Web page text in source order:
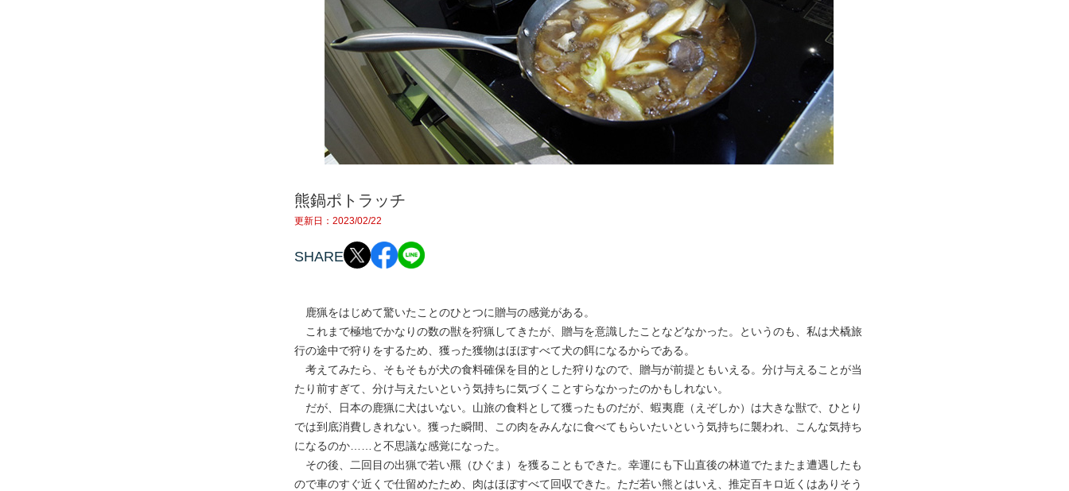
熊鍋ポトラッチ
更新日：2023/02/22
SHARE
鹿猟をはじめて驚いたことのひとつに贈与の感覚がある。
これまで極地でかなりの数の獣を狩猟してきたが、贈与を意識したことなどなかった。というのも、私は犬橇旅
行の途中で狩りをするため、獲った獲物はほぼすべて犬の餌になるからである。
考えてみたら、そもそもが犬の食料確保を目的とした狩りなので、贈与が前提ともいえる。分け与えることが当
たり前すぎて、分け与えたいという気持ちに気づくことすらなかったのかもしれない。
だが、日本の鹿猟に犬はいない。山旅の食料として獲ったものだが、蝦夷鹿（えぞしか）は大きな獣で、ひとり
では到底消費しきれない。獲った瞬間、この肉をみんなに食べてもらいたいという気持ちに襲われ、こんな気持ち
になるのか……と不思議な感覚になった。
その後、二回目の出猟で若い羆（ひぐま）を獲ることもできた。幸運にも下山直後の林道でたまたま遭遇したも
ので車のすぐ近くで仕留めたため、肉はほぼすべて回収できた。ただ若い熊とはいえ、推定百キロ近くはありそう